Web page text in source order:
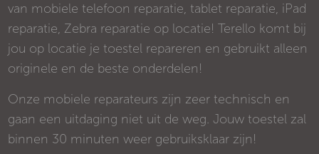
van mobiele telefoon reparatie, tablet reparatie, iPad
reparatie, Zebra reparatie op locatie! Terello komt bij
jou op locatie je toestel repareren en gebruikt alleen
originele en de beste onderdelen!
Onze mobiele reparateurs zijn zeer technisch en
gaan een uitdaging niet uit de weg. Jouw toestel zal
binnen 30 minuten weer gebruiksklaar zijn!